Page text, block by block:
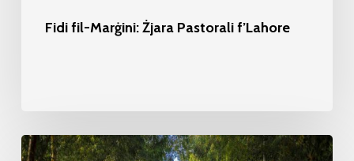
Fidi fil-Marġini: Żjara Pastorali f’Lahore
Providenza